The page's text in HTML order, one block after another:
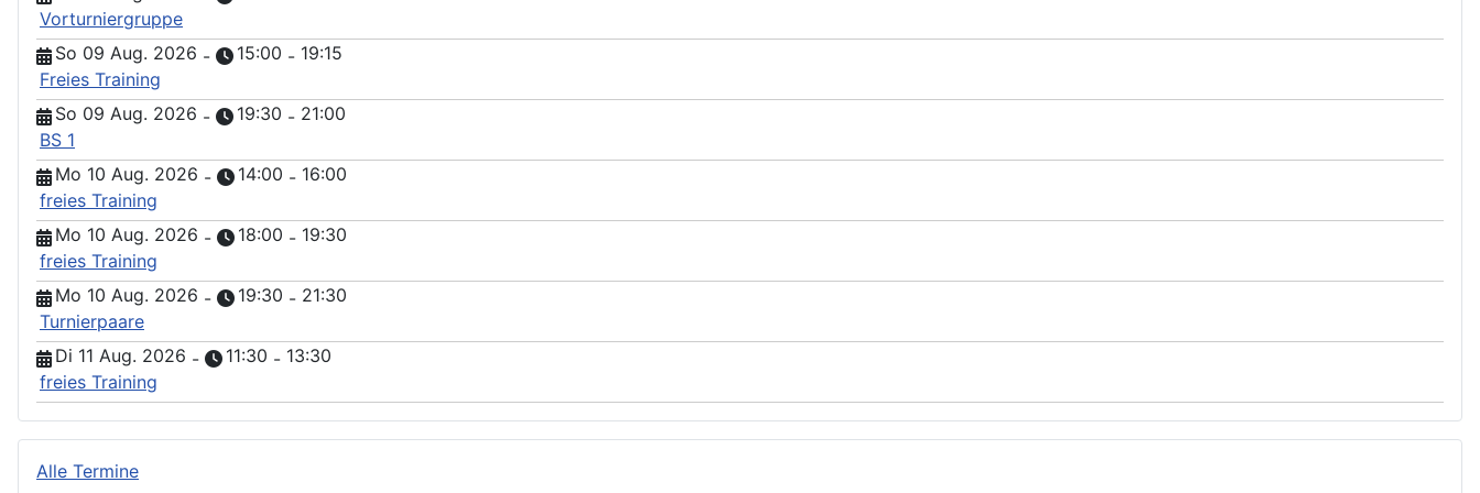
Vorturniergruppe
So 09 Aug. 2026 - 15:00 - 19:15
Freies Training
So 09 Aug. 2026 - 19:30 - 21:00
BS 1
Mo 10 Aug. 2026 - 14:00 - 16:00
freies Training
Mo 10 Aug. 2026 - 18:00 - 19:30
freies Training
Mo 10 Aug. 2026 - 19:30 - 21:30
Turnierpaare
Di 11 Aug. 2026 - 11:30 - 13:30
freies Training
Alle Termine